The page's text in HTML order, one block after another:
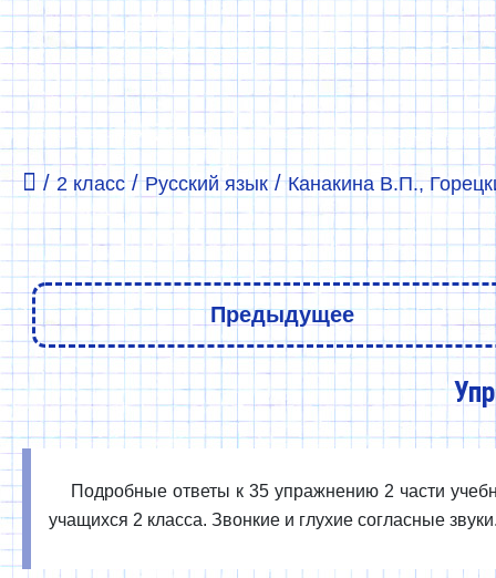
/ 2 класс/Русский язык/Канакина В.П.,
Предыдущее
Подробные ответы к 35 упражнению 2 части
учащихся 2 класса. Звонкие и глухие согласные